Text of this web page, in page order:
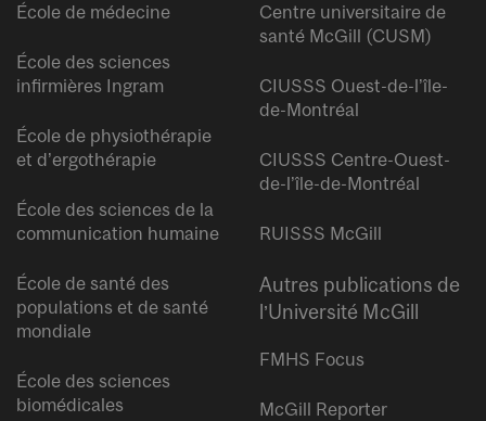
École de médecine
École des sciences
infirmières Ingram
École de physiothérapie
et d’ergothérapie
École des sciences de la
communication humaine
École de santé des
populations et de santé
mondiale
École des sciences
biomédicales
Centre universitaire de
santé McGill (CUSM)
CIUSSS Ouest-de-l’île-
de-Montréal
CIUSSS Centre-Ouest-
de-l’île-de-Montréal
RUISSS McGill
Autres publications de
l’Université McGill
FMHS Focus
McGill Reporter